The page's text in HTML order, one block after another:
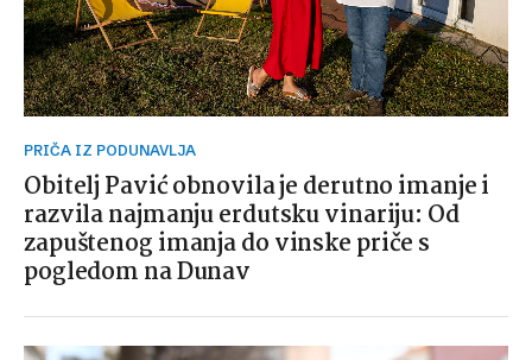
PRIČA IZ PODUNAVLJA
Obitelj Pavić obnovila je derutno imanje i
razvila najmanju erdutsku vinariju: Od
zapuštenog imanja do vinske priče s
pogledom na Dunav